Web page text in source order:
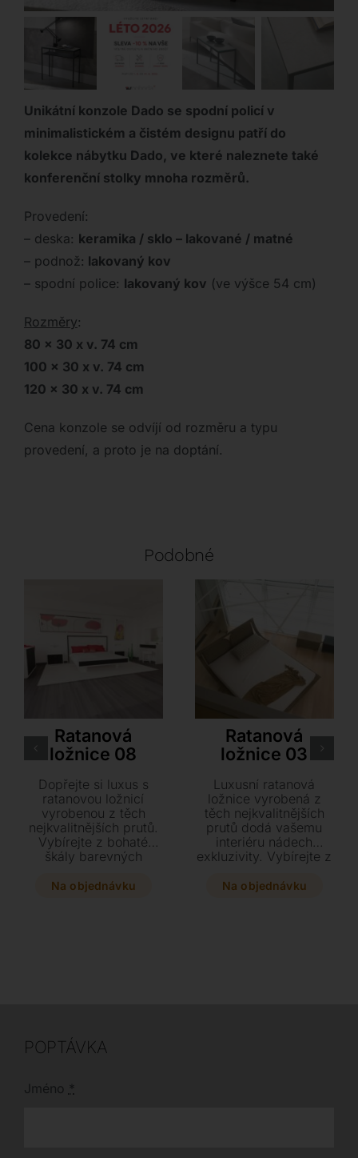
Unikátní konzole Dado se spodní policí v
minimalistickém a čistém designu patří do
kolekce nábytku Dado, ve které naleznete také
konferenční stolky mnoha rozměrů.
Provedení:
– deska: keramika / sklo – lakované / matné
– podnož: lakovaný kov
– spodní police: lakovaný kov (ve výšce 54 cm)
Rozměry:
80 x 30 x v. 74 cm
100 x 30 x v. 74 cm
120 x 30 x v. 74 cm
Cena konzole se odvíjí od rozměru a typu
provedení, a proto je na doptání.
Podobné
Ratanová
ložnice 08
Dopřejte si luxus s
ratanovou ložnicí
vyrobenou z těch
nejkvalitnějších prutů.
Vybírejte z bohaté
škály barevných
lesklém provedení pro
Na objednávku
Ratanová
ložnice 03
Luxusní ratanová
ložnice vyrobená z
těch nejkvalitnějších
prutů dodá vašemu
interiéru nádech
exkluzivity. Vybírejte z
barevných odstínů v
Na objednávku
POPTÁVKA
Jméno *